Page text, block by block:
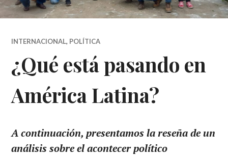
INTERNACIONAL, POLÍTICA
¿Qué está pasando en
América Latina?
A continuación, presentamos la reseña de un
análisis sobre el acontecer político